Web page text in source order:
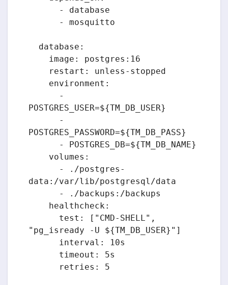
POSTGRES_USER=${TM_DB_USER}
POSTGRES_PASSWORD=${TM_DB_PASS}
data:/var/lib/postgresql/data
"pg_isready -U ${TM_DB_USER}"]